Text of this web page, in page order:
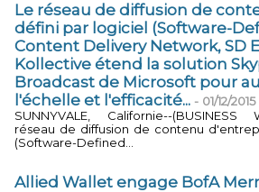
Le réseau de diffusion de
défini par logiciel (Software-
Content Delivery Network, SD
Kollective étend la solution
Broadcast de Microsoft pour
l'échelle et l'efficacité... - 01/12/2015
SUNNYVALE, Californie--(BUSINESS
réseau de diffusion de contenu
(Software-Defined...
Allied Wallet engage BofA